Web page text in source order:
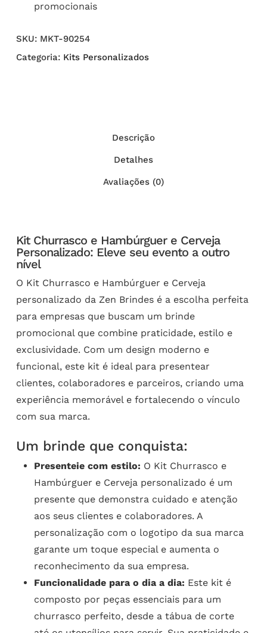
promocionais
SKU: MKT-90254
Categoria: Kits Personalizados
Descrição
Detalhes
Avaliações (0)
Kit Churrasco e Hambúrguer e Cerveja
Personalizado: Eleve seu evento a outro
nível
O Kit Churrasco e Hambúrguer e Cerveja
personalizado da Zen Brindes é a escolha perfeita
para empresas que buscam um brinde
promocional que combine praticidade, estilo e
exclusividade. Com um design moderno e
funcional, este kit é ideal para presentear
clientes, colaboradores e parceiros, criando uma
experiência memorável e fortalecendo o vínculo
com sua marca.
Um brinde que conquista:
Presenteie com estilo: O Kit Churrasco e
Hambúrguer e Cerveja personalizado é um
presente que demonstra cuidado e atenção
aos seus clientes e colaboradores. A
personalização com o logotipo da sua marca
garante um toque especial e aumenta o
reconhecimento da sua empresa.
Funcionalidade para o dia a dia: Este kit é
composto por peças essenciais para um
churrasco perfeito, desde a tábua de corte